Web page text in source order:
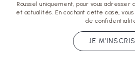
Roussel uniquement, pour vous
et actualités. En cochant cette case,
de
JE M’INSCRIS